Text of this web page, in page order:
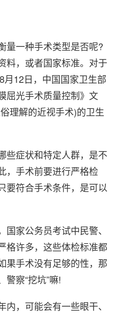
一种手术类型是否呢?
料，或者国家标准。对于
12日，中国国家卫生部
屈光手术质量控制》文
理解的近视手术)的卫生
症状和特定人群，是不
，手术前要进行严格检
要符合手术条件，是可以
家公务员考试中民警、
格许多，这些体检标准都
果手术没有足够的性，那
警察“挖坑”嘛!
，可能会有一些眼干、